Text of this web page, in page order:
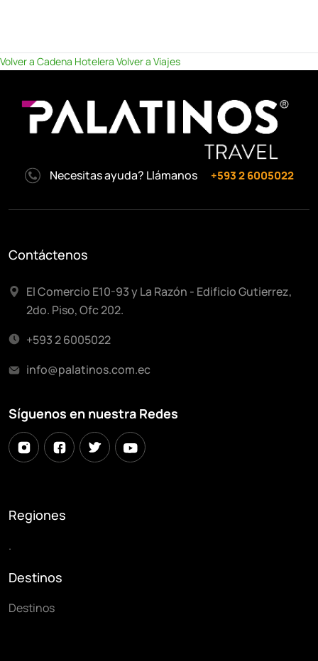
Volver a Cadena Hotelera Volver a Viajes
Necesitas ayuda? Llámanos +593 2 6005022
Contáctenos
El Comercio E10-93 y La Razón - Edificio Gutierrez,
2do. Piso, Ofc 202.
+593 2 6005022
info@palatinos.com.ec
Síguenos en nuestra Redes
Regiones
.
Destinos
Destinos